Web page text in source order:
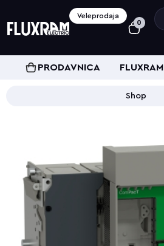
Veleprodaja
0
PRODAVNICA FLUXRAM
Shop